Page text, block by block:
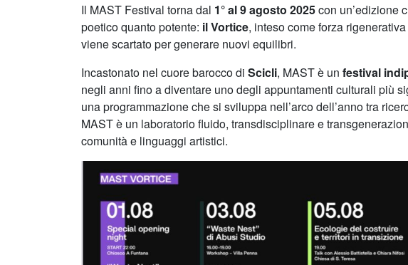
Il MAST Festival torna dal 1° al 9 agosto 2025con un’edizione
poetico quanto potente: il Vortice, inteso come forza
viene scartato per generare nuovi equilibri.
Incastonato nel cuore barocco di Scicli, MAST è un festival
negli anni fino a diventare uno degli appuntamenti culturali più
una programmazione che si sviluppa nell’arco dell’anno tra
MAST è un laboratorio fluido, transdisciplinare e
comunità e linguaggi artistici.